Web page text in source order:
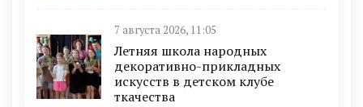
7 августа 2026, 11:05
Летняя школа народных
декоративно-прикладных
искусств в детском клубе
ткачества